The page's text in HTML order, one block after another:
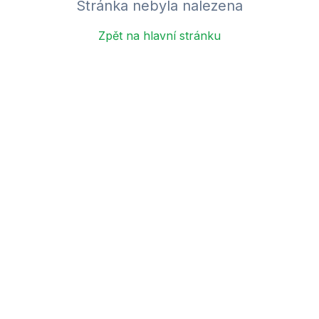
Stránka nebyla nalezena
Zpět na hlavní stránku